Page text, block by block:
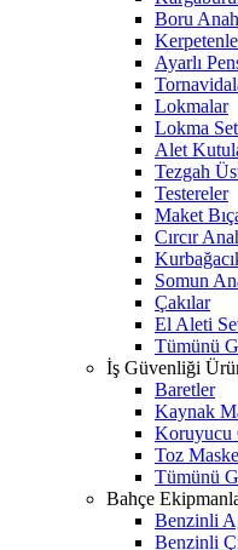
Boru
Ayarlı
Lokmalar
Lokma
Alet
Tezgah
Testereler
Maket
Cırcır
Somun
Çakılar
El Aleti
Tümünü
İş Güvenliği
Baretler
Kaynak
Koruyucu
Toz
Tümünü
Bahçe
Benzinli
Benzinli